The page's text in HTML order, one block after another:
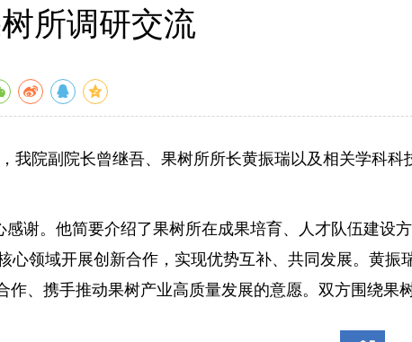
所调研交流
院副院长曾继吾、果树所所长黄振瑞以及相关学科科
谢。他简要介绍了果树所在成果培育、人才队伍建设
心领域开展创新合作，实现优势互补、共同发展。黄振
、携手推动果树产业高质量发展的意愿。双方围绕果